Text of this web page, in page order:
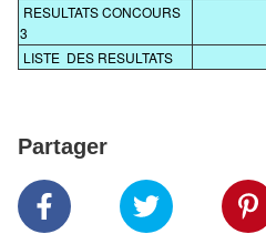
RESULTATS CONCOURS
3
LISTE DES RESULTATS
Partager